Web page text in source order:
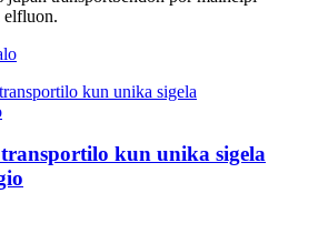
elfluon.
kun unika sigela